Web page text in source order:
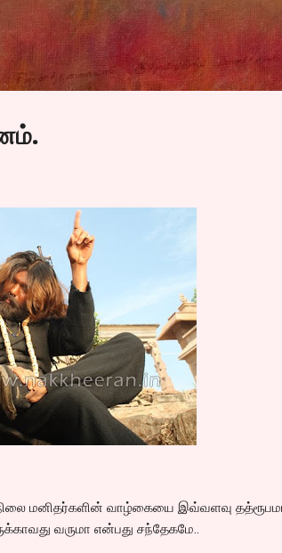
Skip to main content
நிலை மனிதர்களின் வாழ்கையை இவ்வளவு
வருமா என்பது சந்தேகமே..